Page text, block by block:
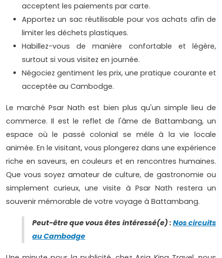
acceptent les paiements par carte.
Apportez un sac réutilisable pour vos achats afin de
limiter les déchets plastiques.
Habillez-vous de manière confortable et légère,
surtout si vous visitez en journée.
Négociez gentiment les prix, une pratique courante et
acceptée au Cambodge.
Le marché Psar Nath est bien plus qu'un simple lieu de
commerce. Il est le reflet de l'âme de Battambang, un
espace où le passé colonial se mêle à la vie locale
animée. En le visitant, vous plongerez dans une expérience
riche en saveurs, en couleurs et en rencontres humaines.
Que vous soyez amateur de culture, de gastronomie ou
simplement curieux, une visite à Psar Nath restera un
souvenir mémorable de votre voyage à Battambang.
Peut-être que vous êtes intéressé(e) : Nos circuits
au Cambodge